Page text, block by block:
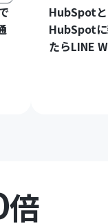
HubSpotと
HubSpot
たらLINE
倍